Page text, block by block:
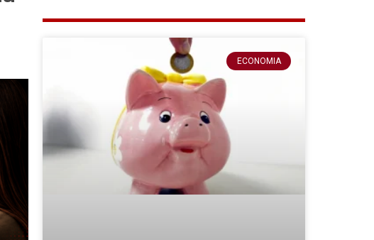
ECONOMIA